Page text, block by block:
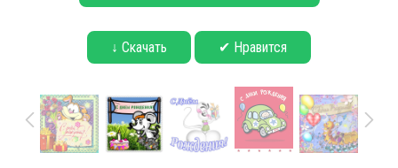
↓ Скачать ✔ Нравится